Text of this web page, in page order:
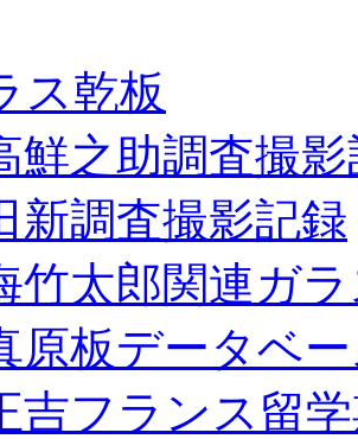
ス乾板
鮮之助調査撮
新調査撮影記録
竹太郎関連ガ
原板データベ
吉フランス留